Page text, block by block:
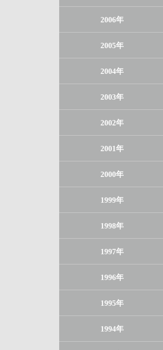
2006年
2005年
2004年
2003年
2002年
2001年
2000年
1999年
1998年
1997年
1996年
1995年
1994年